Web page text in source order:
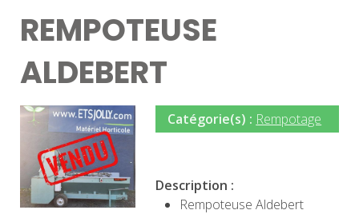
REMPOTEUSE
ALDEBERT
Catégorie(s) : Rempotage
Description :
Rempoteuse Aldebert